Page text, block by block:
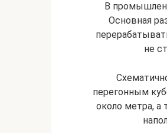
В
Основная
не
перегонным
около метра, а